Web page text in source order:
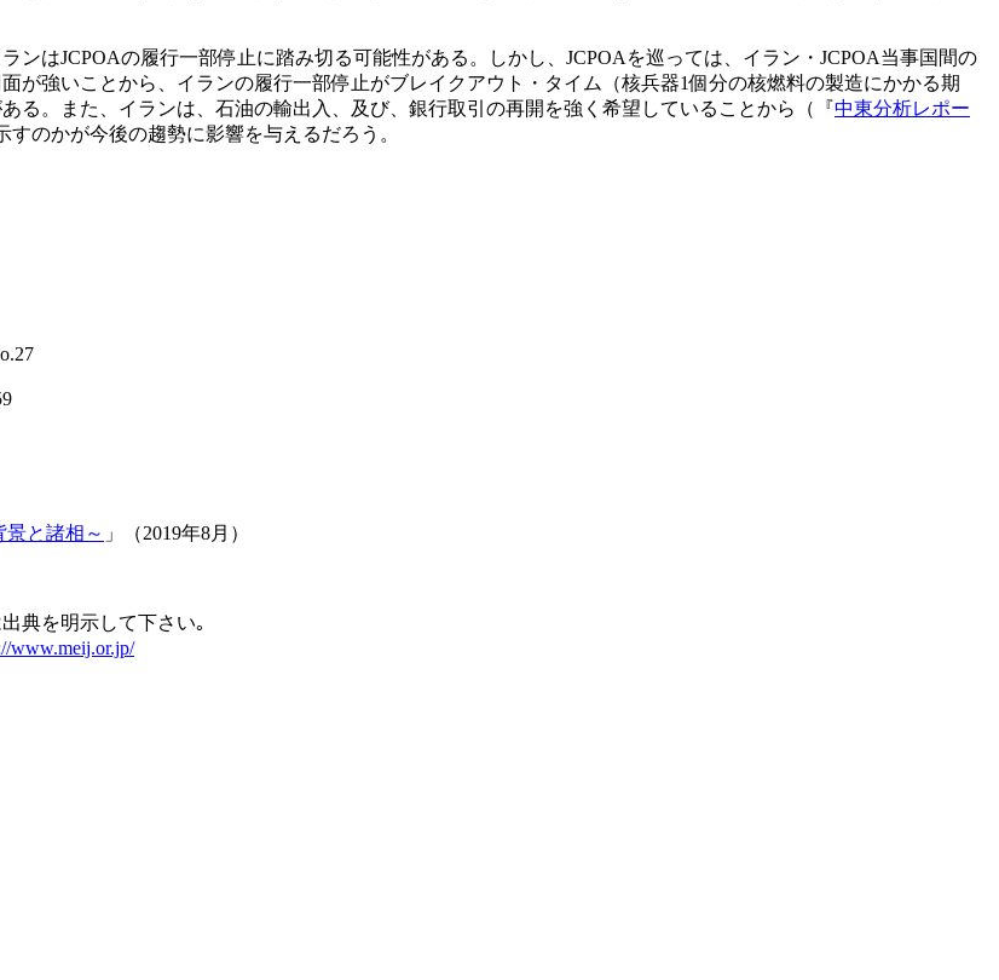
はJCPOAの履行一部停止に踏み切る可能性がある。しかし、JCPOAを巡っては、イラン・JCPOA当事国間の
が強いことから、イランの履行一部停止がブレイクアウト・タイム（核兵器1個分の核燃料の製造にかかる期
る。また、イランは、石油の輸出入、及び、銀行取引の再開を強く希望していることから（『中東分析レポー
のかが今後の趨勢に影響を与えるだろう。
と諸相～ 」（2019年8月）
典を明示して下さい｡
www.meij.or.jp/